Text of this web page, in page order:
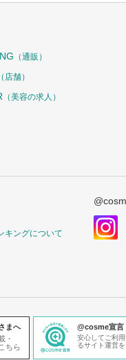
（通販）
（店舗）
（美容の求人）
キングについて
まへ
・
ちら
@cosme宣言
安心してご利
るサイト運営